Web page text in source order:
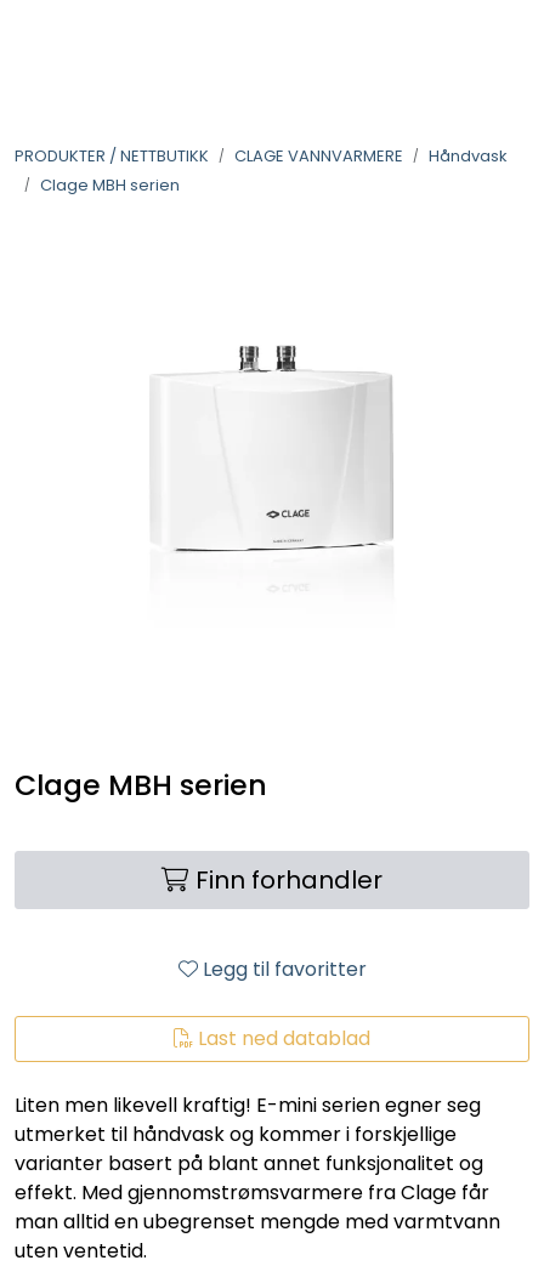
PRODUKTER / NETTBUTIKK CLAGE VANNVARMERE
Håndvask
Clage MBH serien
Clage MBH serien
Finn forhandler
Legg til favoritter
Last ned datablad
Liten men likevell kraftig! E-mini serien egner seg
utmerket til håndvask og kommer i forskjellige
varianter basert på blant annet funksjonalitet og
effekt. Med gjennomstrømsvarmere fra Clage får
man alltid en ubegrenset mengde med varmtvann
uten ventetid.
FILTERHUS
SELVSPYLENDE FILTER
HUS OG HYTTE
LEGIONELLA
DIFFUSOR
STATISKE MIKSERE